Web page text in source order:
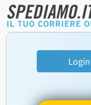
Login